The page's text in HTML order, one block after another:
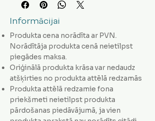
Informācijai
Produkta cena norādīta ar PVN.
Norādītāja produkta cenā neietilpst
piegādes maksa.
Oriģinālā produkta krāsa var nedaudz
atšķirties no produkta attēlā redzamās
Produkta attēlā redzamie fona
priekšmeti neietilpst produkta
pārdošanas piedāvājumā, ja vien